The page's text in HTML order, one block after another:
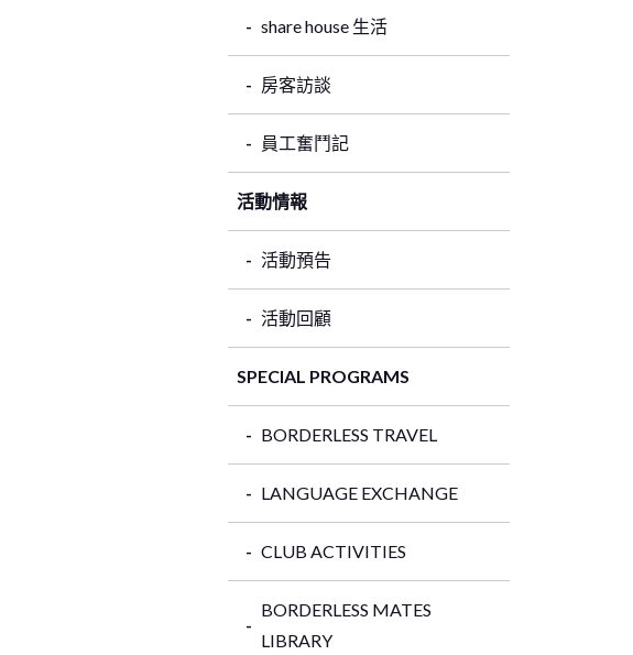
share house 生活
房客訪談
員工奮鬥記
活動情報
活動預告
活動回顧
SPECIAL PROGRAMS
BORDERLESS TRAVEL
LANGUAGE EXCHANGE
CLUB ACTIVITIES
BORDERLESS MATES
LIBRARY